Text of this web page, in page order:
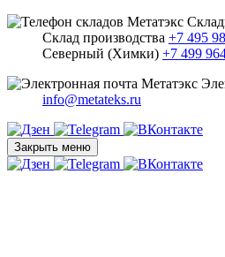
Склад производства +7 495
Северный (Химки) +7 499
info@metateks.ru
Закрыть меню